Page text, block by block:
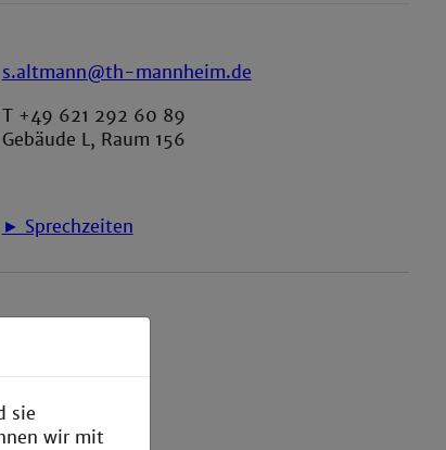
s.altmann@th-mannheim.de
T +49 621 292 60 89
Gebäude L, Raum 156
► Sprechzeiten
sie
wir mit